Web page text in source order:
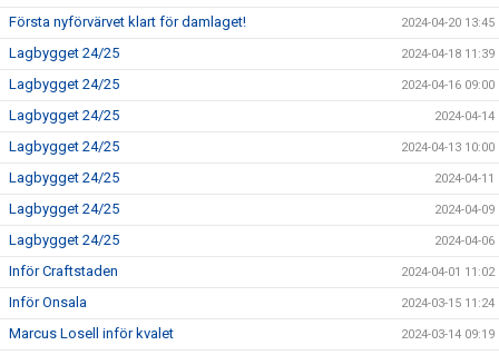
Första nyförvärvet klart för damlaget! 2024-04-20 13:45
Lagbygget 24/25 2024-04-18 11:39
Lagbygget 24/25 2024-04-16 09:00
Lagbygget 24/25 2024-04-14
Lagbygget 24/25 2024-04-13 10:00
Lagbygget 24/25 2024-04-11
Lagbygget 24/25 2024-04-09
Lagbygget 24/25 2024-04-06
Inför Craftstaden 2024-04-01 11:02
Inför Onsala 2024-03-15 11:24
Marcus Losell inför kvalet 2024-03-14 09:19